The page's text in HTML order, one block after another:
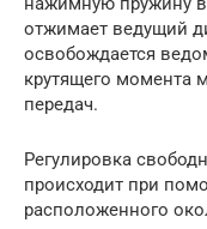
отжимает ведущий
освобождается
крутящего момента
передач.
Регулировка
происходит при
расположенного